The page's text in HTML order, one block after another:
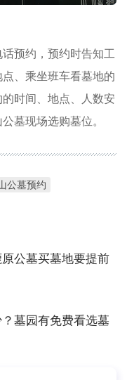
预约，预约时告知工
、乘坐班车看墓地的
时间、地点、人数安
墓现场选购墓位。
公墓预约
公墓买墓地要提前
墓园有免费看选墓